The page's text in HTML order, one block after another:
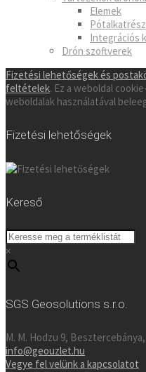
Elemek
Integrációs
Drón szoftverek
Fizetési lehetőségek és
feltételek. Ez a weboldal
weboldalak használatával
Fizetési lehetőségek
Kereső
×
SGS Geosolutions s.r.o.
M. M. Hodzu 9,
info@geouzlet.hu
Vegye fel velünk a kapcsolatot